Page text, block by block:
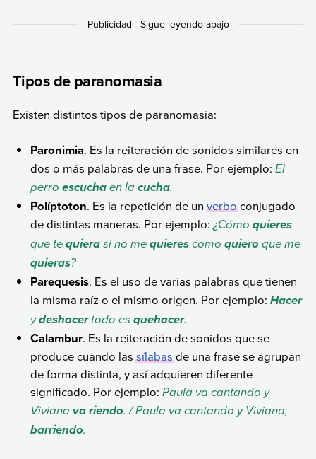
Tipos de paranomasia
Existen distintos tipos de paranomasia:
Paronimia. Es la reiteración de sonidos similares en
dos o más palabras de una frase. Por ejemplo:El
perroescuchaen lacucha.
Políptoton. Es la repetición de unverboconjugado
de distintas maneras. Por ejemplo:¿Cómoquieres
que tequiera si no mequierescomoquieroque me
quieras?
Parequesis. Es el uso de varias palabras que tienen
la misma raíz o el mismo origen. Por ejemplo: Hacer
ydeshacer todo esquehacer.
Calambur. Es la reiteración de sonidos que se
produce cuando lassílabasde una frase se agrupan
de forma distinta, y así adquieren diferente
significado. Por ejemplo: Paula va cantando y
Viviana va riendo. / Paula va cantando y Viviana,
barriendo.